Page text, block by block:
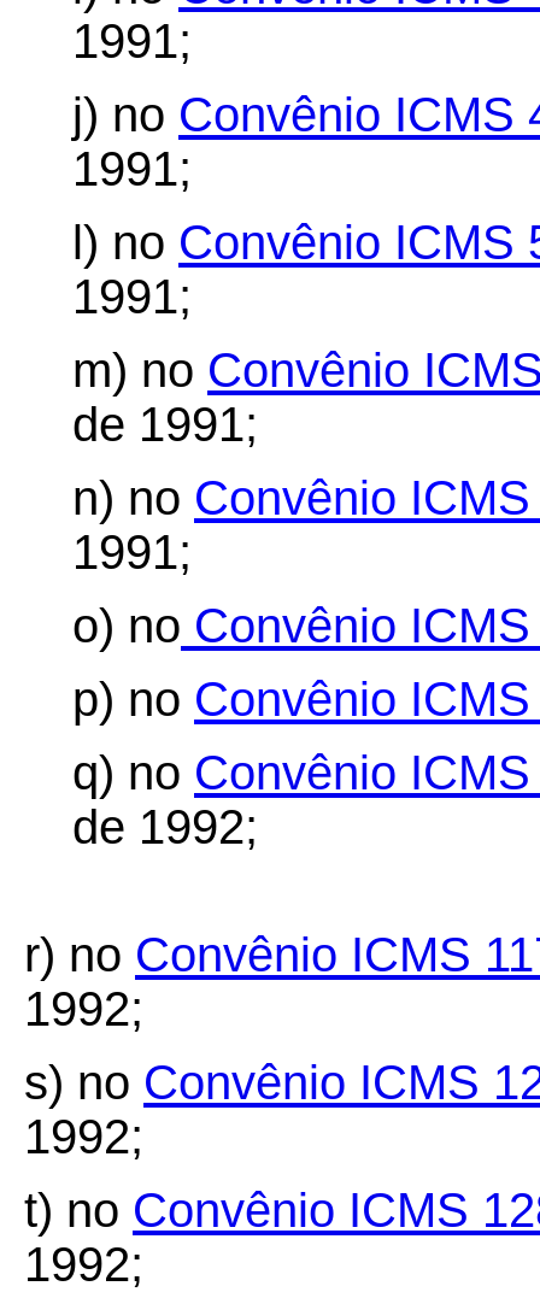
1991;
j) no Convênio ICMS
1991;
l) no Convênio ICMS
1991;
m) no Convênio
de 1991;
n) no Convênio
1991;
o) no Convênio
p) no Convênio
q) no Convênio
de 1992;
r) no Convênio ICMS
1992;
s) no Convênio ICMS
1992;
t) no Convênio ICMS
1992;